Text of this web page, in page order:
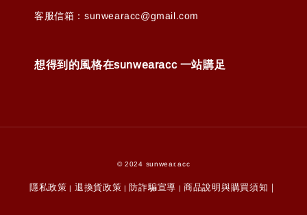
客服信箱：sunwearacc@gmail.com
想得到的風格在sunwearacc 一站購足
© 2024 sunwear.acc
隱私政策 | 退換貨政策 | 防詐騙宣導 | 商品說明與購買須知｜